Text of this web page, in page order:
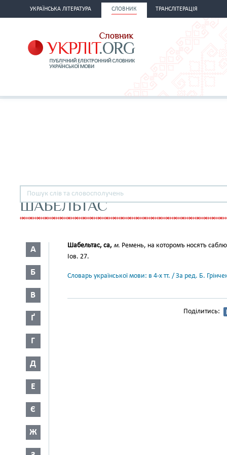
УКРАЇНСЬКА ЛІТЕРАТУРА СЛОВНИК ТРАНСЛІТЕРАЦІЯ
ШАБЕЛЬТАС
А
Б
В
Ґ
Г
Д
Е
Є
Ж
Шабельтас, са, м. Ремень, на которомъ носятъ
Іов. 27.
Словарь української мови: в 4-х тт. / За ред. Б.
Поділитись: